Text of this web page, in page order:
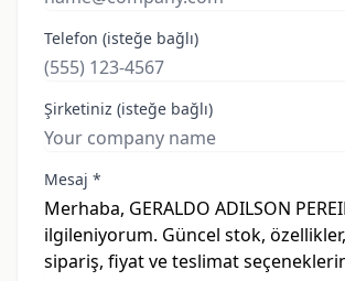
Telefon (isteğe bağlı)
Şirketiniz (isteğe bağlı)
Mesaj *